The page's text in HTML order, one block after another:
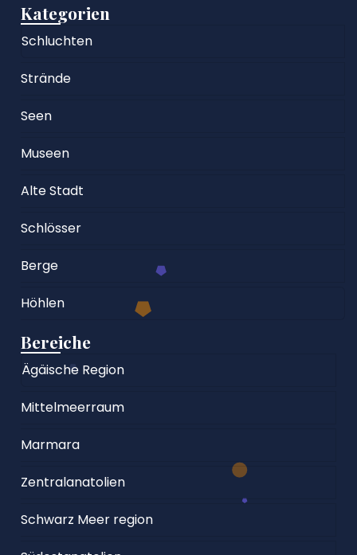
Kategorien
Schluchten
Strände
Seen
Museen
Alte Stadt
Schlösser
Berge
Höhlen
Bereiche
Ägäische Region
Mittelmeerraum
Marmara
Zentralanatolien
Schwarz Meer region